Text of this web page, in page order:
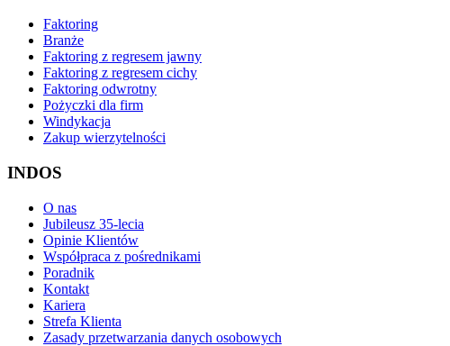
Faktoring
Branże
Faktoring z regresem jawny
Faktoring z regresem cichy
Faktoring odwrotny
Pożyczki dla firm
Windykacja
Zakup wierzytelności
INDOS
O nas
Jubileusz 35-lecia
Opinie Klientów
Współpraca z pośrednikami
Poradnik
Kontakt
Kariera
Strefa Klienta
Zasady przetwarzania danych osobowych